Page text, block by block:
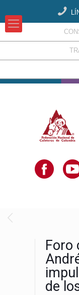
Foro
de